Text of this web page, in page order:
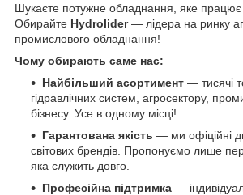
Шукаєте потужне обладнання, яке працює
Обирайте Hydrolider— лідера на ринку
промислового обладнання!
Чому обирають саме нас:
Найбільший асортимент — тисячі
гідравлічних систем, агросектору,
бізнесу. Усе в одному місці!
Гарантована якість — ми офіційні
світових брендів. Пропонуємо лише
яка служить довго.
Професійна підтримка —